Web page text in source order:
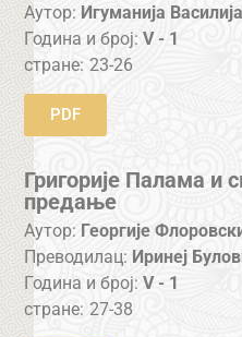
Аутор: Игуманија
Година и број:V - 1
стране: 23-26
PDF
Григорије Палама и
предање
Аутор: Георгије
Преводилац: Иринеј
Година и број:V - 1
стране: 27-38